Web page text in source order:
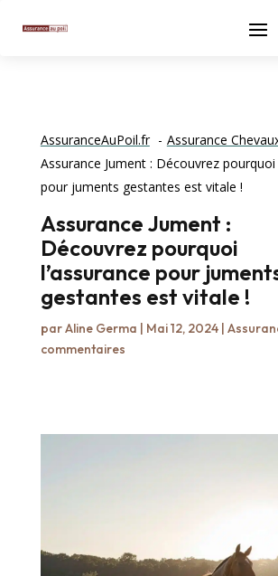
AssuranceAuPoil.fr
Assurance
Assurance Jument : Découvrez pourquoi
pour juments gestantes est vitale !
Assurance Jument :
Découvrez pourquoi
l’assurance pour
gestantes est vitale !
parAline Germa | Mai 12, 2024|
commentaires